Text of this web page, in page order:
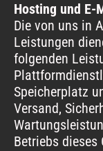
Hosting und E-
Die von uns in
Leistungen
folgenden
Speicherplatz
Versand,
Betriebs dieses